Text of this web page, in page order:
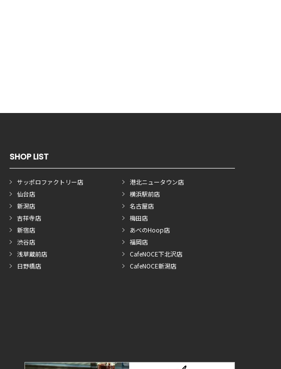
SHOP LIST
サッポロファクトリー店
仙台店
新潟店
吉祥寺店
新宿店
渋谷店
浅草蔵前店
日野橋店
港北ニュータウン店
横浜駅前店
名古屋店
梅田店
あべのHoop店
福岡店
CafeNOCE下北沢店
CafeNOCE新潟店